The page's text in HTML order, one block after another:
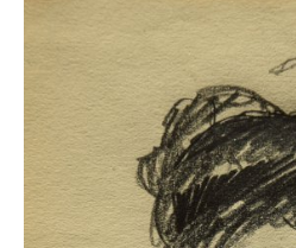
Themenflyer: Walter
Themenflyer: Richild Holt
Themenflyer: Ernst
Themenflyer: Michel
Weitere Themenflyer